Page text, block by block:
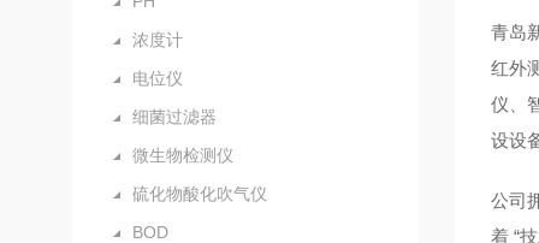
浓度计
电位仪
细菌过滤器
微生物检测仪
硫化物酸化吹气仪
BOD
青岛
红外
仪、
设设
公司
着 “